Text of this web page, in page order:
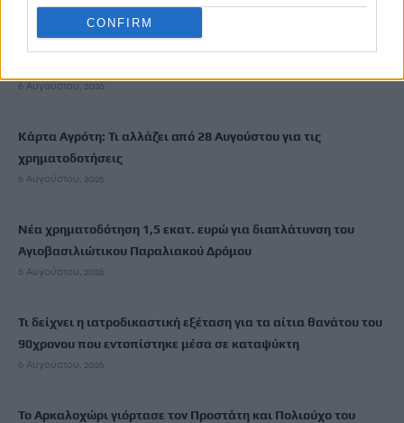
CONFIRM
Ιδρώτας και διατροφή το καλοκαίρι: Ποιες τροφές προκαλούν
6 Αυγούστου, 2026
Κάρτα Αγρότη: Τι αλλάζει από 28 Αυγούστου για τις
χρηματοδοτήσεις
6 Αυγούστου, 2026
Νέα χρηματοδότηση 1,5 εκατ. ευρώ για διαπλάτυνση του
Αγιοβασιλιώτικου Παραλιακού Δρόμου
6 Αυγούστου, 2026
Τι δείχνει η ιατροδικαστική εξέταση για τα αίτια θανάτου του
90χρονου που εντοπίστηκε μέσα σε καταψύκτη
6 Αυγούστου, 2026
Το Αρκαλοχώρι γιόρτασε τον Προστάτη και Πολιούχο του